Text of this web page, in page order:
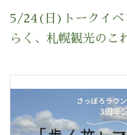
5/24(日)トークイ
らく、札幌観光のこ